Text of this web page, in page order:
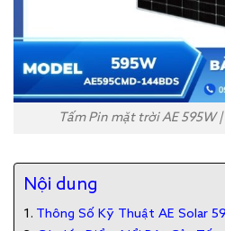
Tấm Pin mặt trời AE 595W
Nội dung
Thông Số Kỹ Thuật AE Solar